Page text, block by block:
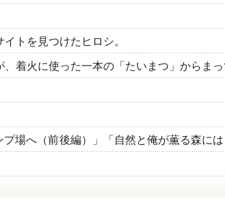
トを見つけたヒロシ。
着火に使った一本の「たいまつ」からま
場へ（前後編）」「自然と俺が薫る森に